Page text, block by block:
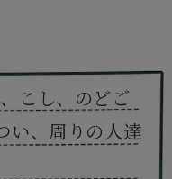
こし、のどご
い、周りの人達